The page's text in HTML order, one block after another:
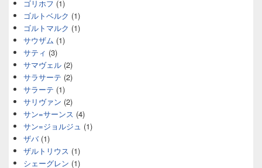
ゴリホフ (1)
ゴルトベルク (1)
ゴルトマルク (1)
サウザム (1)
サティ (3)
サマヴェル (2)
サラサーテ (2)
サラーテ (1)
サリヴァン (2)
サン=サーンス (4)
サン=ジョルジュ (1)
ザバ(1)
ザルトリウス (1)
シェーグレン (1)